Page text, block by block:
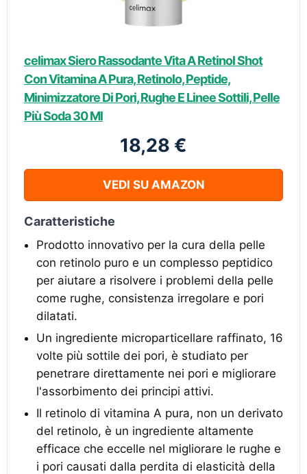
celimax Siero Rassodante Vita A Retinol Shot
Con Vitamina A Pura, Retinolo, Peptide,
Minimizzatore Di Pori, Rughe E Linee Sottili, Pelle
Più Soda 30 Ml
18,28 €
VEDI SU AMAZON
Caratteristiche
Prodotto innovativo per la cura della pelle
con retinolo puro e un complesso peptidico
per aiutare a risolvere i problemi della pelle
come rughe, consistenza irregolare e pori
dilatati.
Un ingrediente microparticellare raffinato, 16
volte più sottile dei pori, è studiato per
penetrare direttamente nei pori e migliorare
l'assorbimento dei principi attivi.
Il retinolo di vitamina A pura, non un derivato
del retinolo, è un ingrediente altamente
efficace che eccelle nel migliorare le rughe e
i pori causati dalla perdita di elasticità della